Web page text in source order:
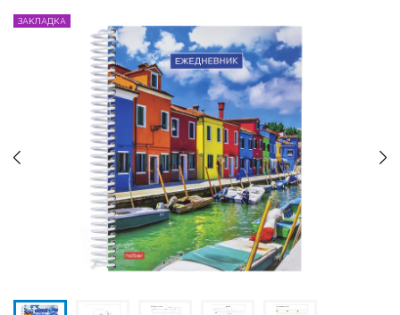
ЗАКЛАДКА
ЗАКЛАДКА
ЗАКЛАДКА
ЗАКЛАДКА
ЗАКЛАДКА
ЗАКЛАДКА
ЗАКЛАДКА
ЗАКЛАДКА
ЗАКЛАДКА
ЗАКЛАДКА